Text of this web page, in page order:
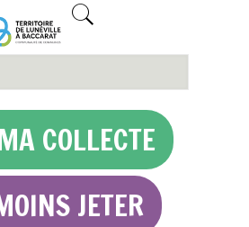
COLLECTE
JETER